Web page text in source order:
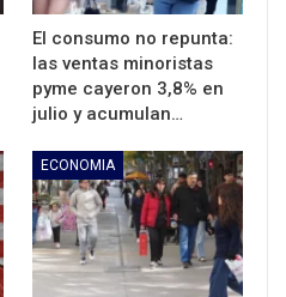
El consumo no repunta:
las ventas minoristas
pyme cayeron 3,8% en
julio y acumulan…
ECONOMIA